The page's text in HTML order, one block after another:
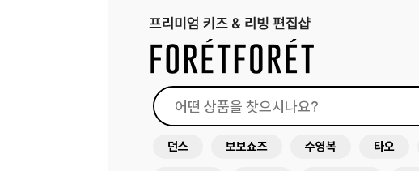
던스 보보쇼즈 수영복 타오